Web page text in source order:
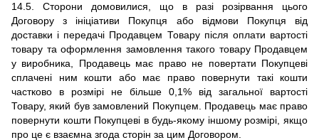
14.5. Сторони домовилися, що в разі розірвання цього
Договору з ініціативи Покупця або відмови Покупця від
доставки і передачі Продавцем Товару після оплати вартості
товару та оформлення замовлення такого товару Продавцем
у виробника, Продавець має право не повертати Покупцеві
сплачені ним кошти або має право повернути такі кошти
частково в розмірі не більше 0,1% від загальної вартості
Товару, який був замовлений Покупцем. Продавець має право
повернути кошти Покупцеві в будь-якому іншому розмірі, якщо
про це є взаємна згода сторін за цим Договором.